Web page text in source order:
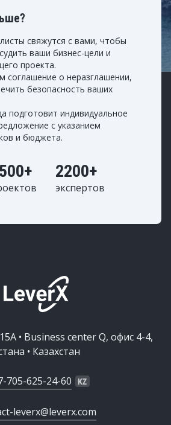
свяжутся с вами, чтобы
ваши бизнес-цели и
проекта.
о неразглашении,
безопасность ваших
подготовит индивидуальное
с указанием
и бюджета.
2200+
экспертов
• Business center Q, офис 4-4,
• Казахстан
705-625-24-60
leverx@leverx.com